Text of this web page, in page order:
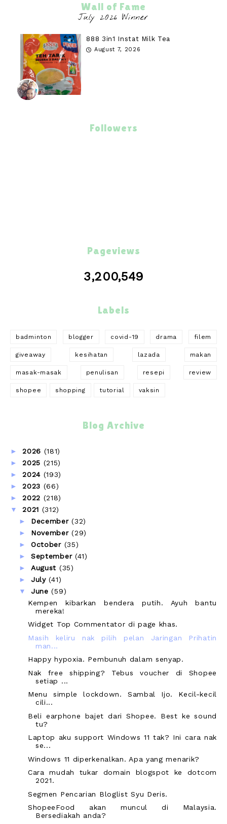
Wall of Fame
888 3in1 Instat Milk Tea
August 7, 2026
Followers
Pageviews
3,200,549
Labels
badminton blogger covid-19 drama filem
giveaway kesihatan lazada makan
masak-masak penulisan resepi review
shopee shopping tutorial vaksin
Blog Archive
►2026 (181)
►2025 (215)
►2024 (193)
►2023 (66)
►2022 (218)
▼2021 (312)
► December(32)
► November(29)
► October (35)
► September (41)
► August (35)
► July(41)
▼ June(59)
Kempen kibarkan bendera putih. Ayuh bantu
mereka!
Widget Top Commentator di page khas.
Masih keliru nak pilih pelan Jaringan Prihatin
man...
Happy hypoxia. Pembunuh dalam senyap.
Nak free shipping? Tebus voucher di Shopee
setiap ...
Menu simple lockdown. Sambal Ijo. Kecil-kecil
cili...
Beli earphone bajet dari Shopee. Best ke sound
tu?
Laptop aku support Windows 11 tak? Ini cara nak
se...
Windows 11 diperkenalkan. Apa yang menarik?
Cara mudah tukar domain blogspot ke dotcom
2021.
Segmen Pencarian Bloglist Syu Deris.
ShopeeFood akan muncul di Malaysia.
Bersediakah anda?